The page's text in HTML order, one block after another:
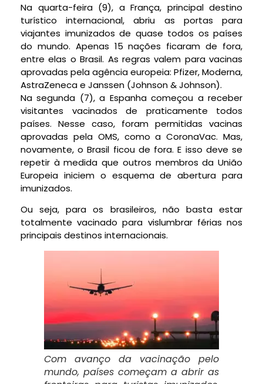
Na quarta-feira (9), a França, principal destino
turístico internacional, abriu as portas para
viajantes imunizados de quase todos os países
do mundo. Apenas 15 nações ficaram de fora,
entre elas o Brasil. As regras valem para vacinas
aprovadas pela agência europeia: Pfizer, Moderna,
AstraZeneca e Janssen (Johnson & Johnson).
Na segunda (7), a Espanha começou a receber
visitantes vacinados de praticamente todos
países. Nesse caso, foram permitidas vacinas
aprovadas pela OMS, como a CoronaVac. Mas,
novamente, o Brasil ficou de fora. E isso deve se
repetir à medida que outros membros da União
Europeia iniciem o esquema de abertura para
imunizados.
Ou seja, para os brasileiros, não basta estar
totalmente vacinado para vislumbrar férias nos
principais destinos internacionais.
Com avanço da vacinação pelo
mundo, países começam a abrir as